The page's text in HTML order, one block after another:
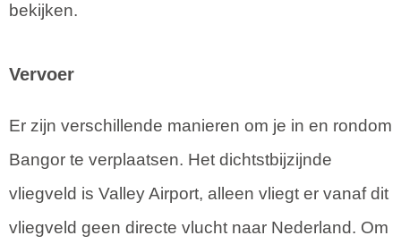
bekijken.
Vervoer
Er zijn verschillende manieren om je in en rondom
Bangor te verplaatsen. Het dichtstbijzijnde
vliegveld is Valley Airport, alleen vliegt er vanaf dit
vliegveld geen directe vlucht naar Nederland. Om